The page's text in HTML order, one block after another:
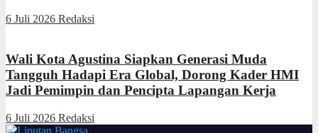
6 Juli 2026 Redaksi
Wali Kota Agustina Siapkan Generasi Muda
Tangguh Hadapi Era Global, Dorong Kader HMI
Jadi Pemimpin dan Pencipta Lapangan Kerja
6 Juli 2026 Redaksi